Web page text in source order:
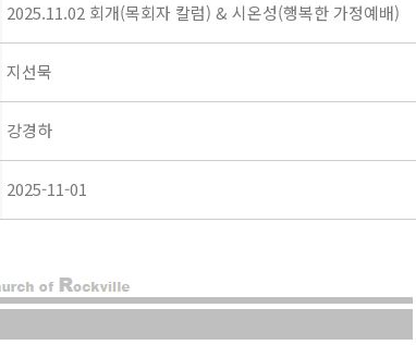
2025.11.02 회개(목회자 칼럼) & 시온성(행복한 가정예배)
지선묵
강경하
2025-11-01